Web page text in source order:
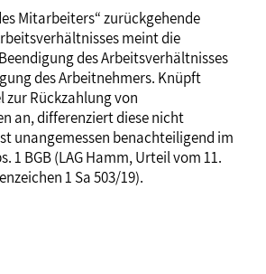
Mitarbeiters“ zurückgehende
meint die
des Arbeitsverhältnisses
des Arbeitnehmers. Knüpft
zur Rückzahlung von
an, differenziert diese nicht
unangemessen benachteiligend im
1 BGB (LAG Hamm, Urteil vom 11.
1 Sa 503/19).